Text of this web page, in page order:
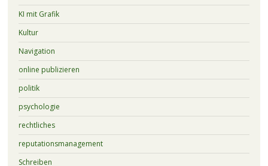
KI mit Grafik
Kultur
Navigation
online publizieren
politik
psychologie
rechtliches
reputationsmanagement
Schreiben